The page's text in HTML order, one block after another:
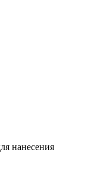
нанесения